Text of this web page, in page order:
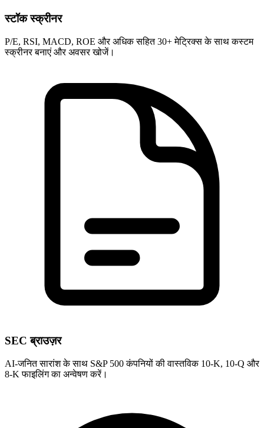
स्टॉक स्क्रीनर
P/E, RSI, MACD, ROE और अधिक सहित 30+ मेट्रिक्स के साथ कस्टम
स्क्रीनर बनाएं और अवसर खोजें।
SEC ब्राउज़र
AI-जनित सारांश के साथ S&P 500 कंपनियों की वास्तविक 10-K, 10-Q और
8-K फाइलिंग का अन्वेषण करें।